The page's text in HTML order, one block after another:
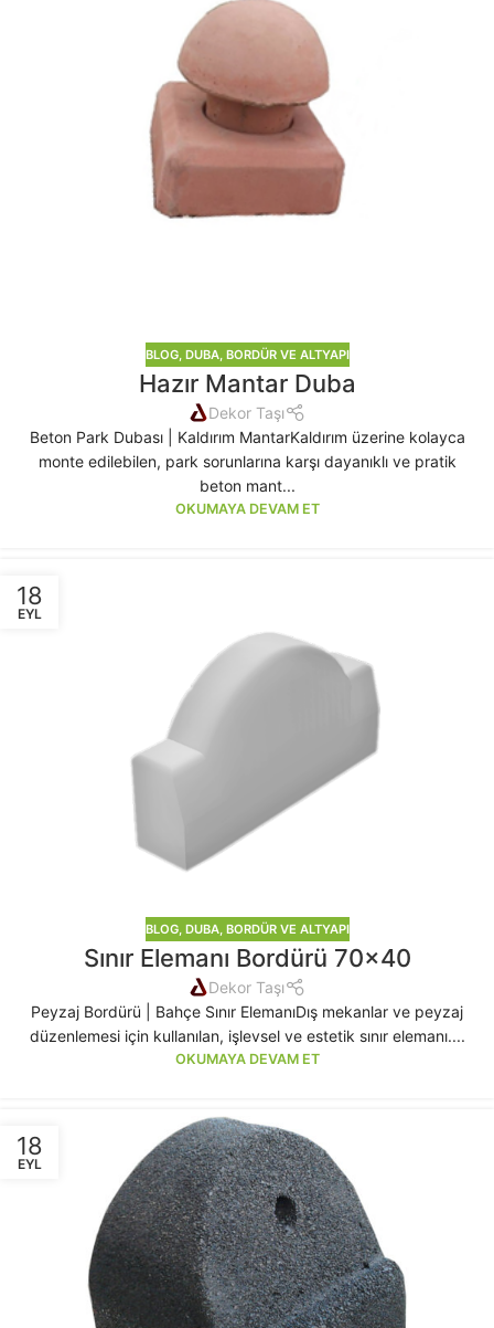
BLOG, DUBA, BORDÜR VE ALTYAPI
Hazır Mantar Duba
Dekor Taşı
Beton Park Dubası | Kaldırım MantarKaldırım üzerine kolayca
monte edilebilen, park sorunlarına karşı dayanıklı ve pratik
beton mant...
OKUMAYA DEVAM ET
18
EYL
BLOG, DUBA, BORDÜR VE ALTYAPI
Sınır Elemanı Bordürü 70×40
Dekor Taşı
Peyzaj Bordürü | Bahçe Sınır ElemanıDış mekanlar ve peyzaj
düzenlemesi için kullanılan, işlevsel ve estetik sınır elemanı....
OKUMAYA DEVAM ET
18
EYL